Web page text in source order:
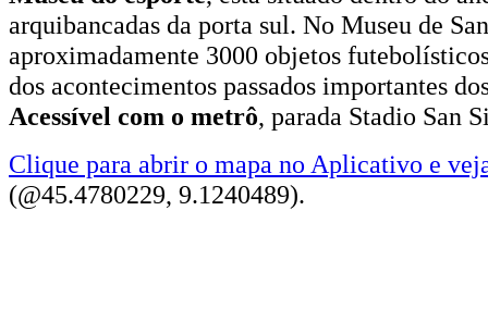
arquibancadas da porta sul. No Museu de
aproximadamente 3000 objetos
dos acontecimentos passados importantes
Acessível com o metrô, parada Stadio San
Clique para abrir o mapa no Aplicativo e
(@45.4780229, 9.1240489).